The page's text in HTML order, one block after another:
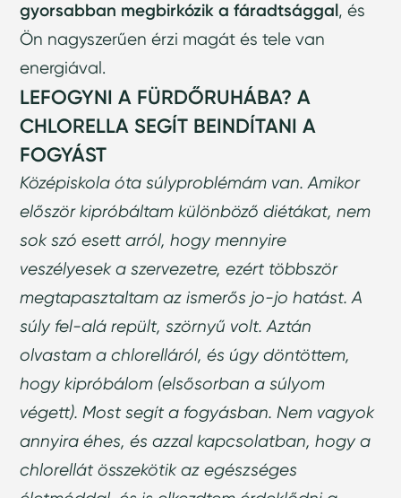
gyorsabban megbirkózik a fáradtsággal, és
Ön nagyszerűen érzi magát és tele van
energiával.
LEFOGYNI A FÜRDŐRUHÁBA? A
CHLORELLA SEGÍT BEINDÍTANI A
FOGYÁST
Középiskola óta súlyproblémám van. Amikor
először kipróbáltam különböző diétákat, nem
sok szó esett arról, hogy mennyire
veszélyesek a szervezetre, ezért többször
megtapasztaltam az ismerős jo-jo hatást. A
súly fel-alá repült, szörnyű volt. Aztán
olvastam a chlorelláról, és úgy döntöttem,
hogy kipróbálom (elsősorban a súlyom
végett). Most segít a fogyásban. Nem vagyok
annyira éhes, és azzal kapcsolatban, hogy a
chlorellát összekötik az egészséges